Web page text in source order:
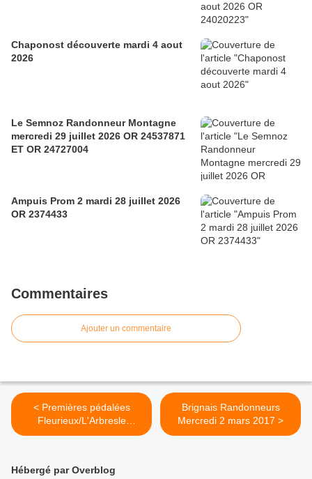
Chaponost découverte mardi 4 aout
2026
Le Semnoz Randonneur Montagne
mercredi 29 juillet 2026 OR 24537871
ET OR 24727004
Ampuis Prom 2 mardi 28 juillet 2026
OR 2374433
Commentaires
Ajouter un commentaire
< Premières pédalées
Fleurieux/L'Arbresle
Samedi 25 Février 2017
Brignais Randonneurs
Mercredi 2 mars 2017 >
Hébergé par Overblog